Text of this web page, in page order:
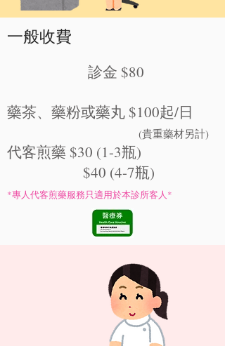
一般收費
診金 $80
藥茶、藥粉或藥丸 $100起/日
(貴重藥材另計)
代客煎藥 $30 (1-3瓶)
$40 (4-7瓶)
*專人代客煎藥服務只適用於本診所客人*